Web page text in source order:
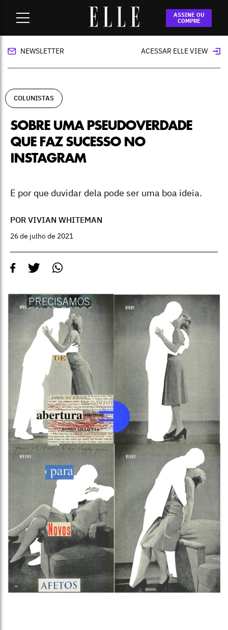
ASSINE OU
COMPRE
Sobre uma pseudoverdade que faz
sucesso no instagram
NEWSLETTER ACESSAR ELLE VIEW
COLUNISTAS
SOBRE UMA PSEUDOVERDADE
QUE FAZ SUCESSO NO
INSTAGRAM
E por que duvidar dela pode ser uma boa ideia.
POR VIVIAN WHITEMAN
26 de julho de 2021